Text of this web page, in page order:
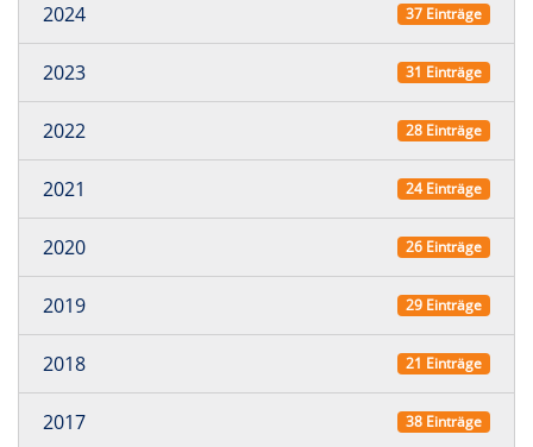
2024 37 Einträge
2023 31 Einträge
2022 28 Einträge
2021 24 Einträge
2020 26 Einträge
2019 29 Einträge
2018 21 Einträge
2017 38 Einträge